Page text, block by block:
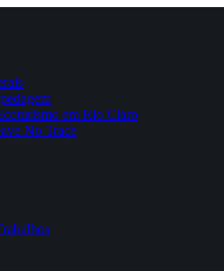
em Rio Claro
No Trace